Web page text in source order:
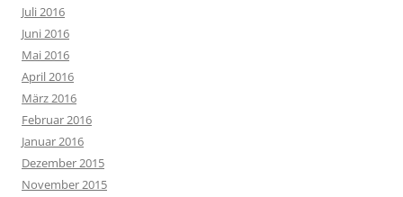
Juli 2016
Juni 2016
Mai 2016
April 2016
März 2016
Februar 2016
Januar 2016
Dezember 2015
November 2015